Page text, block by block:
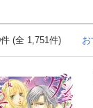
(全 1,751件)